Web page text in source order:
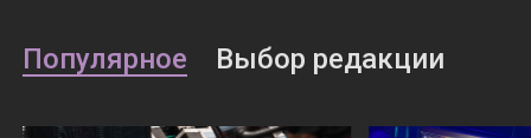
Популярное Выбор редакции